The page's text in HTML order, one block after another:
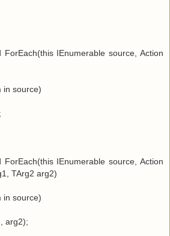
ForEach(this IEnumerable source, Action
in source)
ForEach(this IEnumerable source, Action
TArg2 arg2)
in source)
arg2);